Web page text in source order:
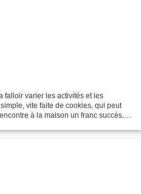
falloir varier les activités et les
vite faite de cookies, qui peut
à la maison un franc succès.